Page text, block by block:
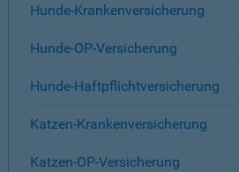
Hunde-Krankenversicherung
Hunde-OP-Versicherung
Hunde-Haftpflichtversicherung
Katzen-Krankenversicherung
Katzen-OP-Versicherung